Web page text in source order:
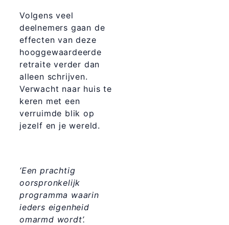
Volgens veel
deelnemers gaan de
effecten van deze
hooggewaardeerde
retraite verder dan
alleen schrijven.
Verwacht naar huis te
keren met een
verruimde blik op
jezelf en je wereld.
‘Een prachtig
oorspronkelijk
programma waarin
ieders eigenheid
omarmd wordt’.